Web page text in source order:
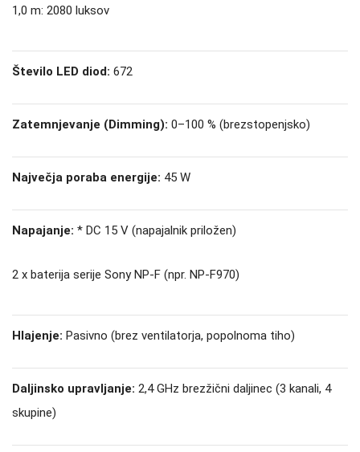
1,0 m: 2080 luksov
Število LED diod: 672
Zatemnjevanje (Dimming): 0–100 % (brezstopenjsko)
Največja poraba energije: 45 W
Napajanje: * DC 15 V (napajalnik priložen)
2 x baterija serije Sony NP-F (npr. NP-F970)
Hlajenje: Pasivno (brez ventilatorja, popolnoma tiho)
Daljinsko upravljanje: 2,4 GHz brezžični daljinec (3 kanali, 4
skupine)